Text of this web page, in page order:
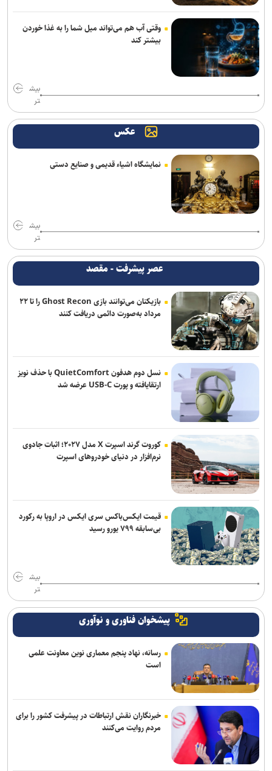
نقش راهبردی رسانه‌ها در تثبیت امنیت غذایی/ خبرنگاران، حلقه‌ی پیوند
دانش، تولید و اعتماد در سفره مردم هستند
گذار به حکمرانی داده‌مبنا و توسعه فناوری
وقتی آب هم می‌تواند میل شما را به غذا خوردن
بیشتر کند
بیش
تر
عکس
نمایشگاه اشیاء قدیمی و صنایع دستی
بیش
تر
عصر پیشرفت - مقصد
بازیکنان می‌توانند بازی Ghost Recon را تا ۲۲
مرداد به‌صورت دائمی دریافت کنند
نسل دوم هدفون QuietComfort با حذف نویز
ارتقایافته و پورت USB-C عرضه شد
کوروت گرند اسپرت X مدل ۲۰۲۷؛ اثبات جادوی
نرم‌افزار در دنیای خودروهای اسپرت
قیمت ایکس‌باکس سری ایکس در اروپا به رکورد
بی‌سابقه ۷۹۹ یورو رسید
بیش
تر
پیشخوان فناوری و نوآوری
رسانه، نهاد پنجم معماری نوین معاونت علمی
است
خبرنگاران نقش ارتباطات در پیشرفت کشور را برای
مردم روایت می‌کنند